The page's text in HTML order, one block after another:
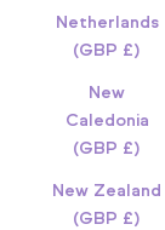
Netherlands
(GBP £)
New
Caledonia
(GBP £)
New Zealand
(GBP £)